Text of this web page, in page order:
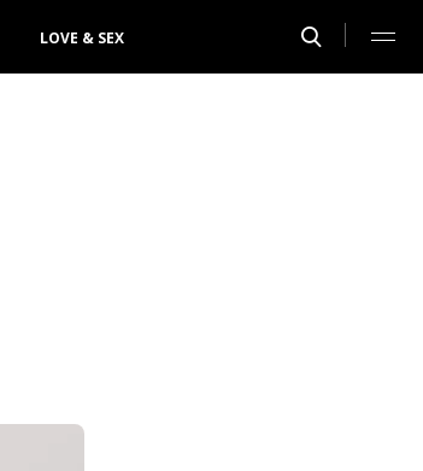
LOVE & SEX